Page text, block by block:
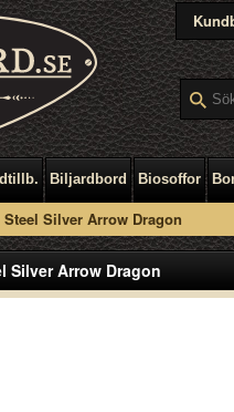
Biljardbord Biosoffor
Steel Silver Arrow Dragon
Silver Arrow Dragon